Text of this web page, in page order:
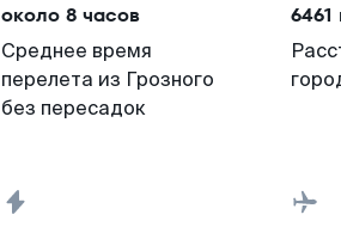
около 8 часов
Среднее время
перелета из Грозного
без пересадок
6461